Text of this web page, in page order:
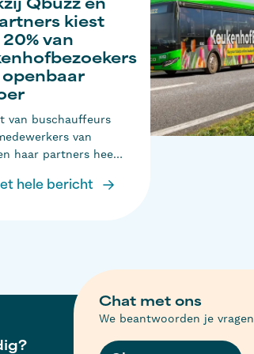
Qbuzz en
kiest
van
van buschauffeurs
van
haar partners heeft
van openbaar
opnieuw duidelijk
Dat is een
ontwikkeling:
en betere
hele bericht
Chat met ons
We beantwoorden je vragen